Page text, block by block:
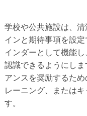
学校や公共施設は、
インと期待事項を設
インダーとして機能
認識できるようにし
アンスを奨励するた
レーニング、または
す。